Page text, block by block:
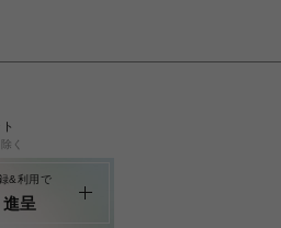
く
&利用で
呈